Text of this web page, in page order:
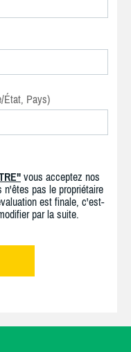
État, Pays)
vous acceptez nos
pas le propriétaire
est finale, c'est-
par la suite.